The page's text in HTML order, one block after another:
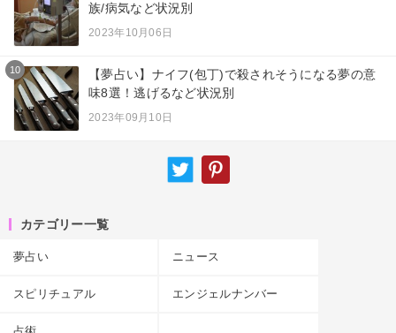
族/病気など状況別
2023年10月06日
10
【夢占い】ナイフ(包丁)で殺されそうになる夢の意
味8選！逃げるなど状況別
2023年09月10日
カテゴリー一覧
夢占い ニュース
スピリチュアル エンジェルナンバー